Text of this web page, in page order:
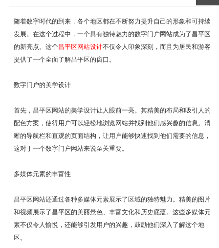
随着数字时代的到来，各个地区都在不断努力提升自己的形象和可持续
发展。在这个过程中，一个具有独特魅力的数字门户网站成为了昌平区
的新亮点。这个昌平区网站设计不仅令人印象深刻，而且为居民和游客
提供了一个全面了解昌平区的窗口。
数字门户的美学设计
首先，昌平区网站的美学设计让人眼前一亮。其精美的布局和吸引人的
配色方案，使得用户可以轻松地浏览网站并找到他们感兴趣的信息。清
晰的导航栏和直观的页面结构，让用户能够快速找到他们需要的信息，
这对于一个数字门户网站来说至关重要。
多媒体元素的丰富性
昌平区网站还通过各种多媒体元素展示了区域的独特魅力。精美的图片
和视频展示了昌平区的美丽景色、丰富文化和历史底蕴。这些多媒体元
素不仅令人愉悦，还能够引发用户的兴趣，鼓励他们深入了解这个地
区。